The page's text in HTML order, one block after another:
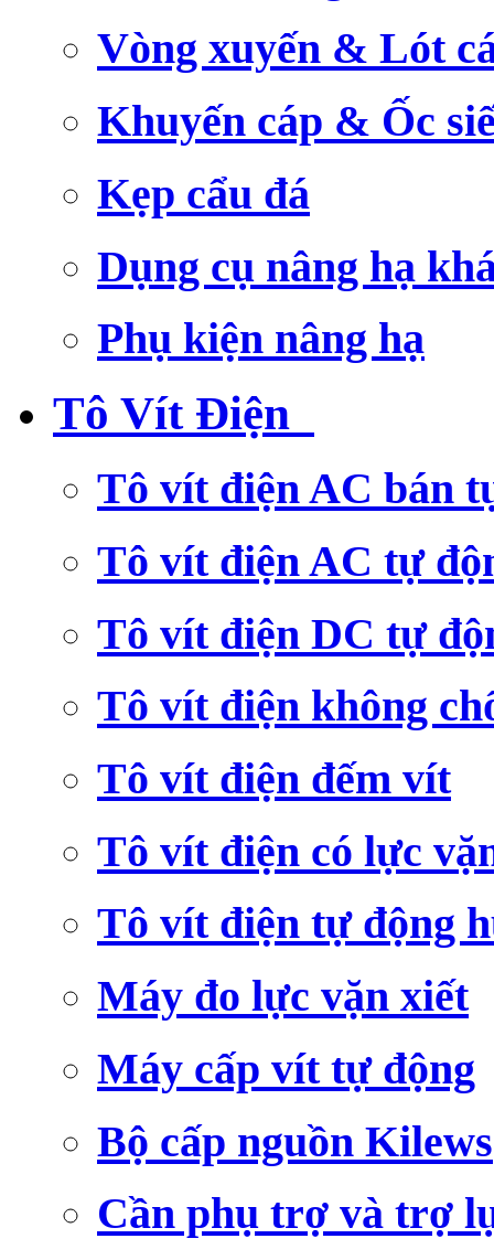
Vòng xuyến & Lót
Khuyến cáp & Ốc
Kẹp cẩu đá
Dụng cụ nâng hạ
Phụ kiện nâng hạ
Tô Vít Điện
Tô vít điện AC bán
Tô vít điện AC tự
Tô vít điện DC tự
Tô vít điện không
Tô vít điện đếm vít
Tô vít điện có lực
Tô vít điện tự động
Máy đo lực vặn xiết
Máy cấp vít tự động
Bộ cấp nguồn Kilews
Cần phụ trợ và trợ